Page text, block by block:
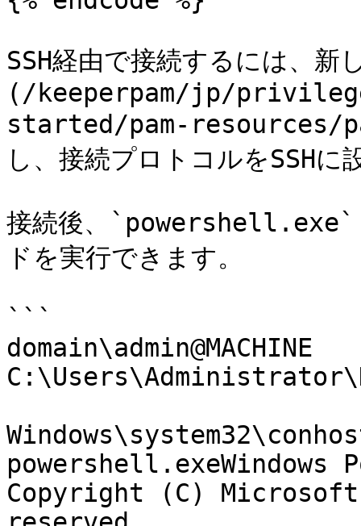
SSH経由で接続するには、新
(/keeperpam/jp/
started/pam-resources/
し、接続プロトコルをSSHに
接続後、`powershell.exe`
ドを実行できます。
```
domain\admin@MACHINE
powershell.exeWindows
Copyright (C)